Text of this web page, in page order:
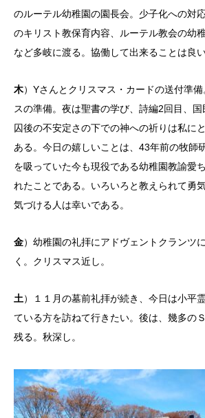
のルーテル幼稚園の園長会。少子化への対
のキリスト教保育内容、ルーテル教会の幼
など多岐に渡る。協働して出来ることは良
木）Yさんとクリスマス・カードの送付準
スの準備。夜は聖書の学び、詩編2回目、
囚後の不安定さの下での神への祈りは私に
ある。今日の嬉しいことは、43年前の牧師
を吸っていた今も現役である幼稚園教諭愛
れたことである。いろいろと教えられて勇
気づける人は幸いである。
金）幼稚園の礼拝にアドヴェントクランツ
く。クリスマス近し。
土）１１月の墓前礼拝が続き、今日は小平
ている方を訪ねて行きたい。後は、幾多の
残る。秋深し。